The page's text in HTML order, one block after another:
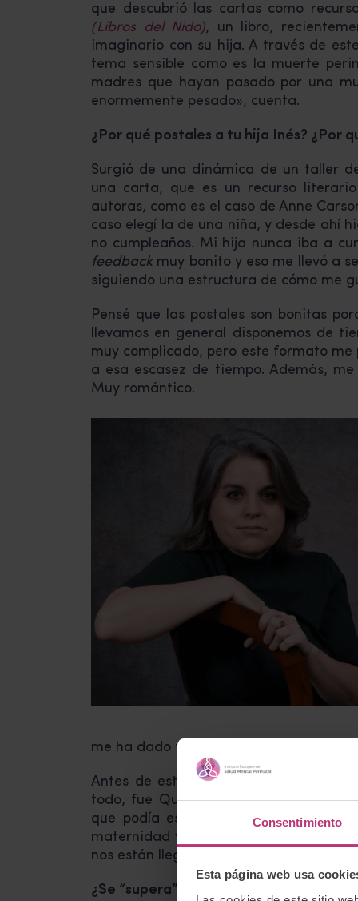
Consentimiento
Esta página web usa
que descubrió las cartas como
(Libros del Nido), un libro,
imaginario con su hija. A través de
tema sensible como es la muerte
madres que hayan pasado por una
enormemente pesado», cuenta.
¿Por qué postales a tu hija Inés? ¿Por
Surgió de una dinámica de un taller
una carta, que es un recurso
autoras, como es el caso de Anne
caso elegí la de una niña, y desde ahí
no cumpleaños. Mi hija nunca iba a
feedback muy bonito y eso me llevó a
siguiendo una estructura de cómo me
Pensé que las postales son bonitas
llevamos en general disponemos de
muy complicado, pero este formato
a esa escasez de tiempo. Además,
Muy romántico.
me ha dado fuerza para sacar
Antes de esto, si tuviera que hablar
todo, fue Quién quiere ser madre, de
que podía escribir también mi
maternidad y cada no maternidad es
nos están llegando.
¿Se “supera” la muerte de un hijo?